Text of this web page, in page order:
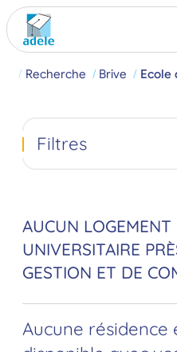
Recherche Brive Ecole
AUCUN
UNIVERSITAIRE
GESTION ET DE
Aucune résidence
Filtres